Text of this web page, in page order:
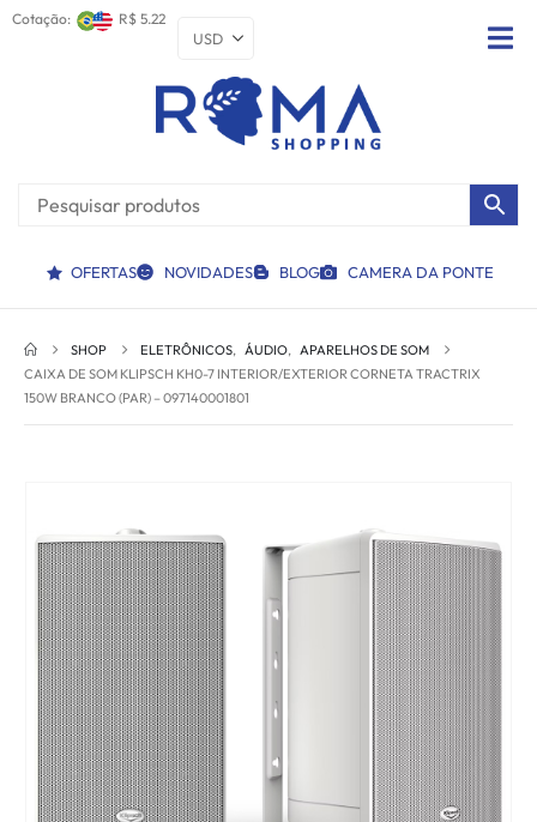
Cotação: R$ 5.22
OFERTAS NOVIDADES BLOG CAMERA DA PONTE
SHOP ELETRÔNICOS, ÁUDIO, APARELHOS DE SOM
CAIXA DE SOM KLIPSCH KH0-7 INTERIOR/EXTERIOR CORNETA TRACTRIX
150W BRANCO (PAR) – 097140001801